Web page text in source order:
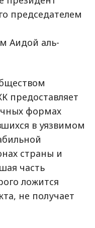
председателем
Аидой аль-
предоставляет
формах
в уязвимом
страны и
часть
ложится
не получает